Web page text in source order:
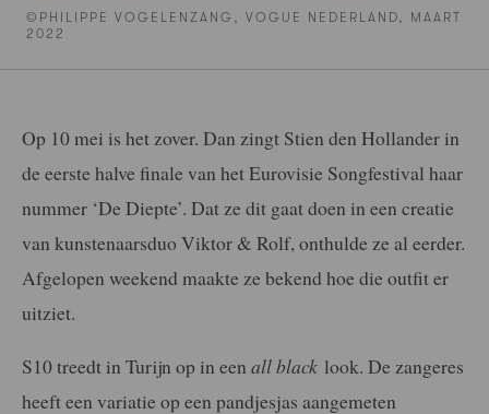
©PHILIPPE VOGELENZANG, VOGUE NEDERLAND, MAART
2022
Op 10 mei is het zover. Dan zingt Stien den Hollander in
de eerste halve finale van het Eurovisie Songfestival haar
nummer ‘De Diepte’. Dat ze dit gaat doen in een creatie
van kunstenaarsduo Viktor & Rolf, onthulde ze al eerder.
Afgelopen weekend maakte ze bekend hoe die outfit er
uitziet.
S10 treedt in Turijn op in een all black look. De zangeres
heeft een variatie op een pandjesjas aangemeten